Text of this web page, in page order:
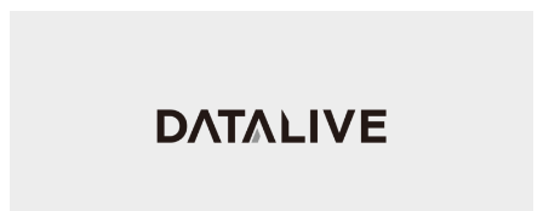
Juniper 第三者保守
NEC 第三者保守